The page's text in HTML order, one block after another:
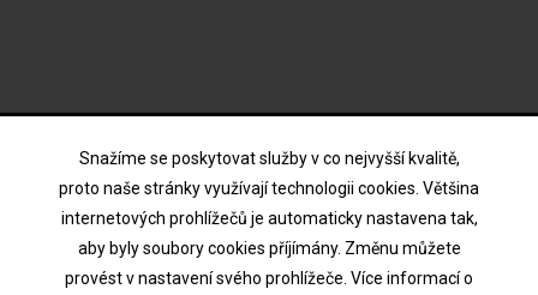
Snažíme se poskytovat služby v co nejvyšší kvalitě,
proto naše stránky využívají technologii cookies. Většina
internetových prohlížečů je automaticky nastavena tak,
aby byly soubory cookies příjímány. Změnu můžete
provést v nastavení svého prohlížeče. Více informací o
Souhlasím s podmínkami a zásadami ochrany osobních
údajů